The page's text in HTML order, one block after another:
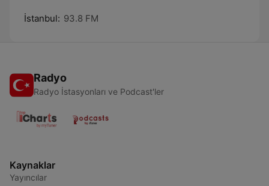
İstanbul: 93.8 FM
Radyo
Radyo İstasyonları ve Podcast'ler
Kaynaklar
Yayıncılar